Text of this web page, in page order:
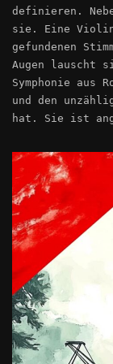
definieren.
sie. Eine
gefundenen
Augen lauscht
Symphonie aus
und den
hat. Sie ist